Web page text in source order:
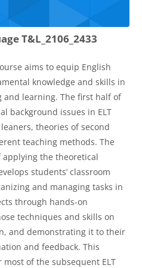
T&L_2106_2433
aims to equip English
knowledge and skills in
and learning. The first half of
background issues in ELT
theories of second
teaching methods. The
the theoretical
students’ classroom
and managing tasks in
through hands-on
techniques and skills on
and demonstrating it to their
and feedback. This
of the subsequent ELT